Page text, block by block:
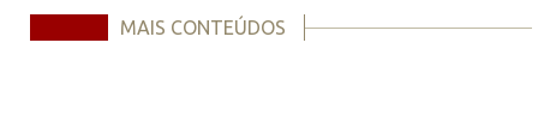
MAIS CONTEÚDOS